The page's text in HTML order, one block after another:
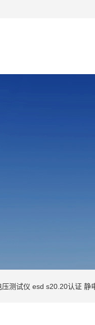
测试仪 esd s20.20认证 静